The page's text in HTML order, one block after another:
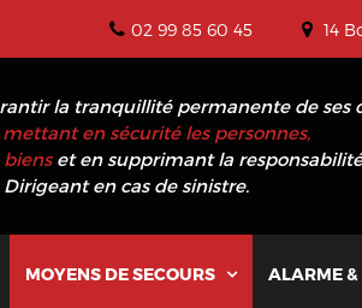
02 99 85 60 45 14
la tranquillité permanente de ses
en sécurité les personnes,
bienset en supprimant la responsabilité
en cas de sinistre.
MOYENS DE SECOURS  ALARME &